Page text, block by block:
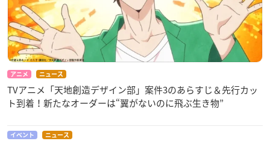
・ぺたぺた貼れる！いきものシール
【永続封入特典】
特製ブックレット（8P）
【収録内容】
本編
第1巻（1話2話）／第2巻（3話4話）／第3巻（5話6話）／第4
アニメ ニュース
TVアニメ「天地創造デザイン部」案件3のあらすじ＆先行カッ
ト到着！新たなオーダーは“翼がないのに飛ぶ生き物”
イベント ニュース